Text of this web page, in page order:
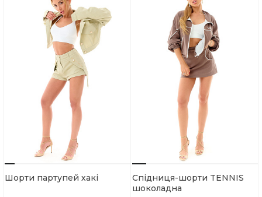
Шорти партупей хакі
Спідниця-шорти TENNIS
шоколадна